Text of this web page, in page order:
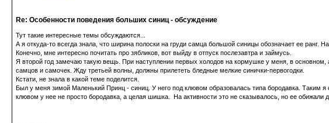
Re: Особенности поведения больших синиц - обсуждение
Тут такие интересные темы обсуждаются...
А я откуда-то всегда знала, что ширина полоски на груди самца большой синицы обозначает ее
Конечно, мне интересно почитать про зябликов, вот выйду в отпуск послезавтра и займусь.
Я второй год замечаю такую вещь. При наступлении первых холодов на кормушке у меня, в
самцов и самочек. Жду третьей волны, должны прилететь бледные мелкие синички-первогодки.
Кстати, не знала в какой теме поделится.
Был у меня зимой Маленький Принц - синиц. У него под клювом образовалась типа бородавка.
клювом у нее не просто бородавка, а целая шишка. На активности это не сказывалось, но ее обижали